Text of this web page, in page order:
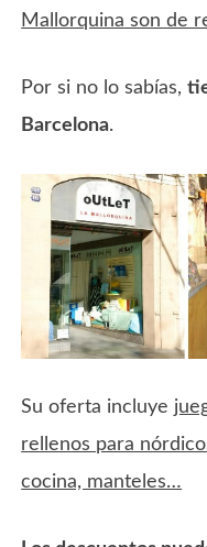
Mallorquina son de
Por si no lo sabías,
Barcelona.
Su oferta incluye
rellenos para
cocina, manteles…